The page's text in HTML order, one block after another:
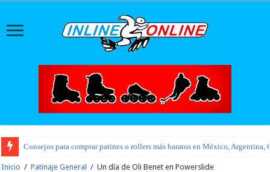
Consejos para comprar patines o rollers más baratos en México, Argentina,
Nueva tienda oficial Flying Eagle
Inicio / Patinaje General / Un día de Oli Benet en Powerslide